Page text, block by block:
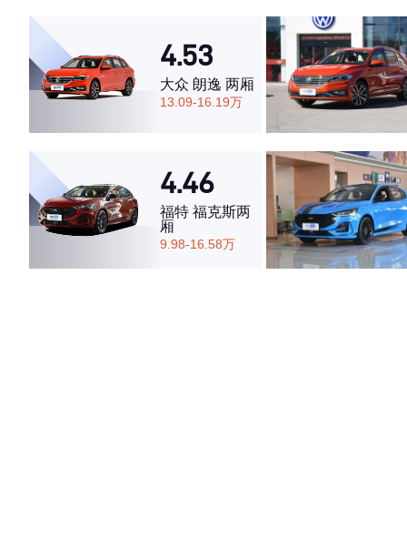
4.53
大众 朗逸 两厢
13.09-16.19万
4.46
福特 福克斯两
厢
9.98-16.58万